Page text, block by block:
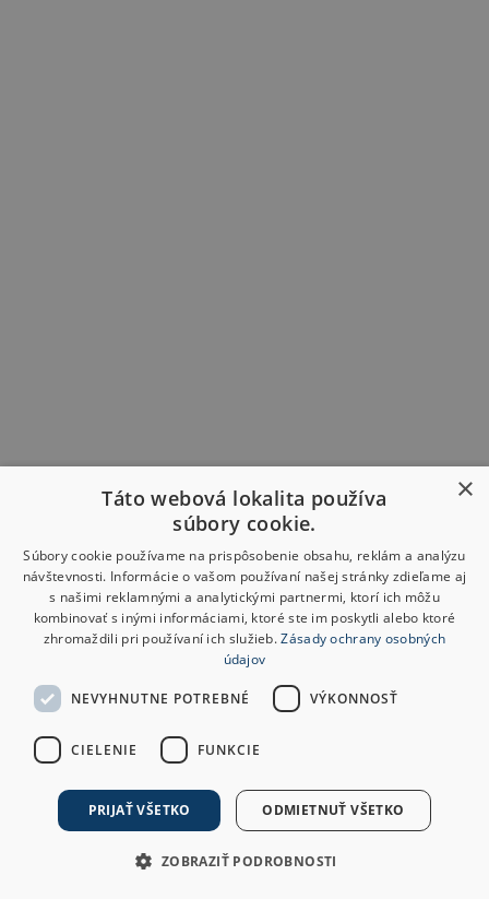
×
Táto webová lokalita používa
súbory cookie.
Súbory cookie používame na prispôsobenie obsahu, reklám a analýzu
návštevnosti. Informácie o vašom používaní našej stránky zdieľame aj
s našimi reklamnými a analytickými partnermi, ktorí ich môžu
kombinovať s inými informáciami, ktoré ste im poskytli alebo ktoré
zhromaždili pri používaní ich služieb.Zásady ochrany osobných
údajov
NEVYHNUTNE POTREBNÉ VÝKONNOSŤ
CIELENIE FUNKCIE
PRIJAŤ VŠETKO ODMIETNUŤ VŠETKO
ZOBRAZIŤ PODROBNOSTI